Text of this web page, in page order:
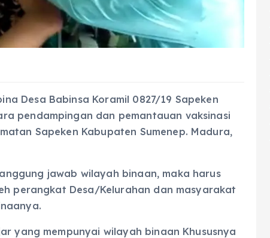
Desa Babinsa Koramil 0827/19 Sapeken
pendampingan dan pemantauan vaksinasi
Sapeken Kabupaten Sumenep. Madura,
jawab wilayah binaan, maka harus
perangkat Desa/Kelurahan dan masyarakat
yang mempunyai wilayah binaan Khususnya